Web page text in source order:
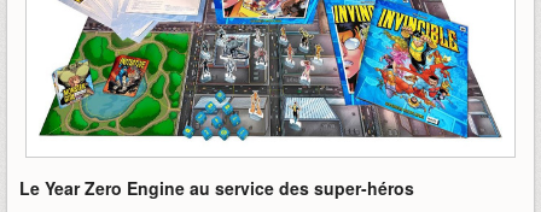
Le Year Zero Engine au service des super-héros